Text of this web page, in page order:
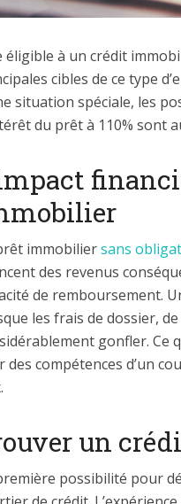
éligible à un crédit
cibles de ce type
situation spéciale, les
du prêt à 110% sont
immobiliersans
des revenus
de remboursement.
les frais de dossier,
gonfler. Ce
des compétences d’un
un
possibilité pour